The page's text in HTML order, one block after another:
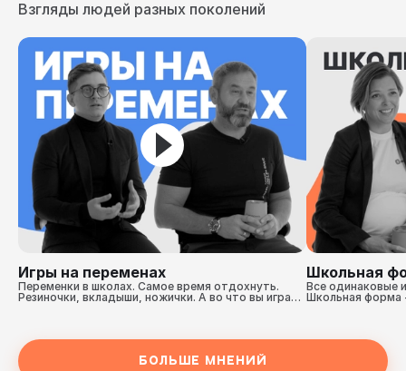
Взгляды людей разных поколений
Игры на переменах
Переменки в школах. Самое время отдохнуть.
Резиночки, вкладыши, ножички. А во что вы играли
Школьная
Все одинаковые
Школьная форма
Больше мнений